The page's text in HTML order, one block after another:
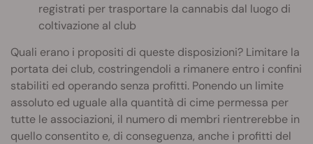
registrati per trasportare la cannabis dal luogo di
coltivazione al club
Quali erano i propositi di queste disposizioni? Limitare la
portata dei club, costringendoli a rimanere entro i confini
stabiliti ed operando senza profitti. Ponendo un limite
assoluto ed uguale alla quantità di cime permessa per
tutte le associazioni, il numero di membri rientrerebbe in
quello consentito e, di conseguenza, anche i profitti del